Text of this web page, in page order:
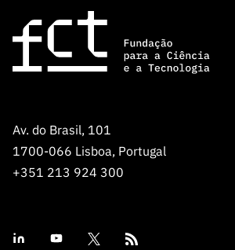
Av. do Brasil, 101
1700-066 Lisboa, Portugal
+351 213 924 300